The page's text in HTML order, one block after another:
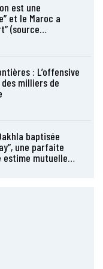
est une
et le Maroc a
(source…
: L’offensive
milliers de
baptisée
une parfaite
estime mutuelle…